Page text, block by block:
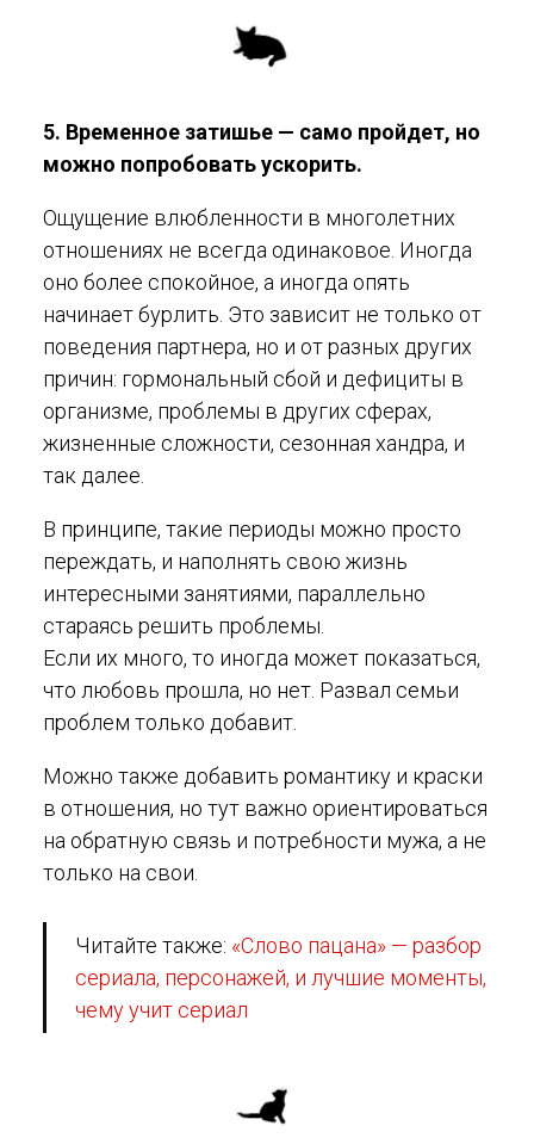
5. Временное затишье — само пройдет, но
можно попробовать ускорить.
Ощущение влюбленности в многолетних
отношениях не всегда одинаковое. Иногда
оно более спокойное, а иногда опять
начинает бурлить. Это зависит не только от
поведения партнера, но и от разных других
причин: гормональный сбой и дефициты в
организме, проблемы в других сферах,
жизненные сложности, сезонная хандра, и
так далее.
В принципе, такие периоды можно просто
переждать, и наполнять свою жизнь
интересными занятиями, параллельно
стараясь решить проблемы.
Если их много, то иногда может показаться,
что любовь прошла, но нет. Развал семьи
проблем только добавит.
Можно также добавить романтику и краски
в отношения, но тут важно ориентироваться
на обратную связь и потребности мужа, а не
только на свои.
Читайте также: «Слово пацана» — разбор
сериала, персонажей, и лучшие моменты,
чему учит сериал